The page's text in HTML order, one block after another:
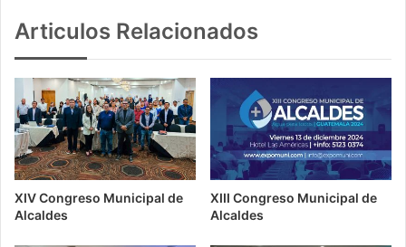
Articulos Relacionados
XIV Congreso Municipal de
Alcaldes
XIII Congreso Municipal de
Alcaldes